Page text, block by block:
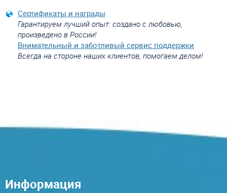
Сертификаты и награды
Гарантируем лучший опыт: создано с любовью,
произведено в России!
Внимательный и заботливый сервис поддержки
Всегда на стороне наших клиентов, помогаем делом!
Информация